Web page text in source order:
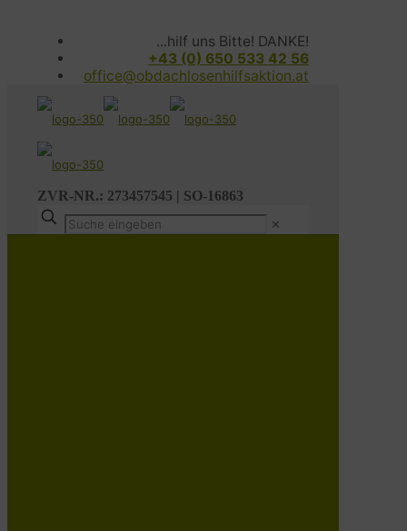
...hilf uns Bitte! DANKE!
+43 (0) 650 533 42 56
office@obdachlosenhilfsaktion.at
ZVR-NR.: 273457545 | SO-16863
✕